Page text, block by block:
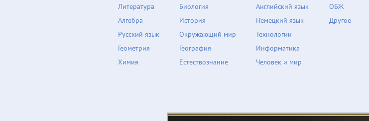
Литература
Алгебра
Русский язык
Геометрия
Химия
Биология
История
Окружающий мир
География
Естествознание
Английский язык
Немецкий язык
Технологии
Информатика
Человек и мир
ОБЖ
Другое